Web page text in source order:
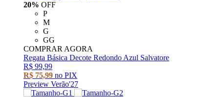
20% OFF
P
M
G
GG
COMPRAR AGORA
Regata Básica Decote Redondo Azul Salvatore
R$ 99,99
R$ 75,99 no PIX
Preview Verão'27